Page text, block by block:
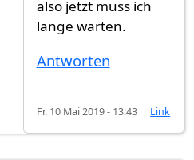
also jetzt muss ich
lange warten.
Antworten
Fr. 10 Mai 2019 - 13:43 Link